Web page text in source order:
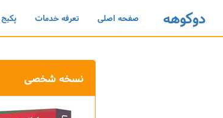
دوکوهه صفحه اصلی تعرفه خدمات
نسخه شخصی